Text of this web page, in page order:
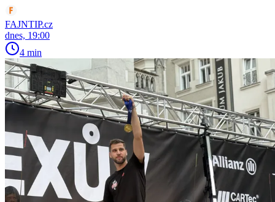
FAJNTIP.cz
dnes, 19:00
4 min